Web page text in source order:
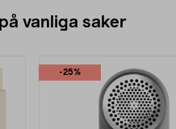
vanliga saker
-25%